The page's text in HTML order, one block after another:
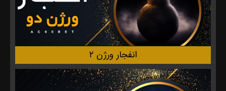
انفجار ورژن ۲